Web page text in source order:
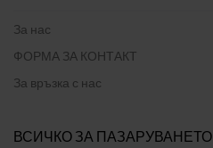
За нас
ФОРМА ЗА КОНТАКТ
За връзка с нас
ВСИЧКО ЗА ПАЗАРУВАНЕТО